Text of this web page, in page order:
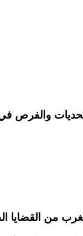
والفرص في
من